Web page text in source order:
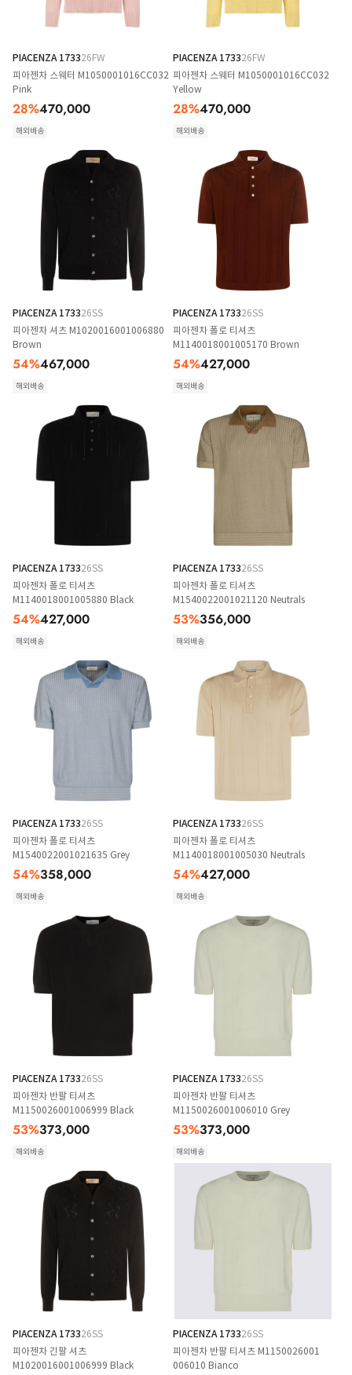
PIACENZA 173326FW
피아젠차 스웨터 M1050001016CC032
Pink
28%470,000
해외배송
PIACENZA 173326FW
피아젠차 스웨터 M1050001016CC032
Yellow
28%470,000
해외배송
PIACENZA 173326SS
피아젠차 셔츠 M1020016001006880
Brown
54%467,000
해외배송
PIACENZA 173326SS
피아젠차 폴로 티셔츠
M1140018001005170 Brown
54%427,000
해외배송
PIACENZA 173326SS
피아젠차 폴로 티셔츠
M1140018001005880 Black
54%427,000
해외배송
PIACENZA 173326SS
피아젠차 폴로 티셔츠
M1540022001021120 Neutrals
53%356,000
해외배송
PIACENZA 173326SS
피아젠차 폴로 티셔츠
M1540022001021635 Grey
54%358,000
해외배송
PIACENZA 173326SS
피아젠차 폴로 티셔츠
M1140018001005030 Neutrals
54%427,000
해외배송
PIACENZA 173326SS
피아젠차 반팔 티셔츠
M1150026001006999 Black
53%373,000
해외배송
PIACENZA 173326SS
피아젠차 반팔 티셔츠
M1150026001006010 Grey
53%373,000
해외배송
PIACENZA 173326SS
피아젠차 긴팔 셔츠
M1020016001006999 Black
PIACENZA 173326SS
피아젠차 반팔 티셔츠 M1150026001
006010 Bianco